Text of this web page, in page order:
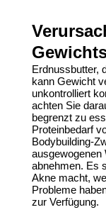
Erdnussbutter,
kann Gewicht
unkontrolliert
achten Sie
begrenzt zu
Proteinbedarf
Bodybuilding-
ausgewogenen
abnehmen. Es
Akne macht,
Probleme
zur Verfügung.